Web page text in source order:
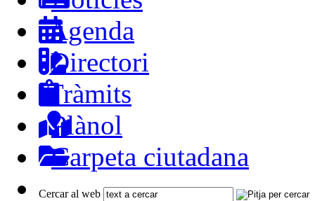
Agenda
Directori
Tràmits
Plànol
Carpeta ciutadana
Cercar al web